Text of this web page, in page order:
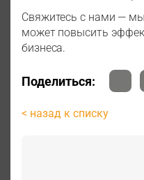
Свяжитесь с нами —
может повысить
бизнеса.
Поделиться:
< назад к списку